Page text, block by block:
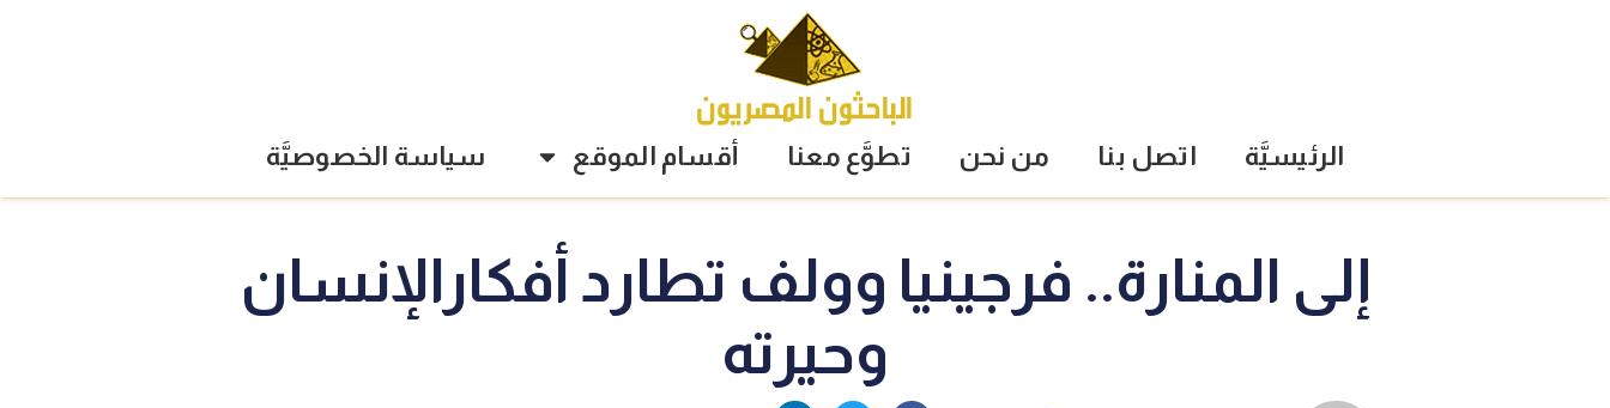
الرئيسيَّة اتصل بنا من نحن تطوَّع معنا أقسام الموقع سياسة الخصوصيَّة
إلى المنارة.. فرجينيا وولف تطارد أفكارالإنسان
وحيرته